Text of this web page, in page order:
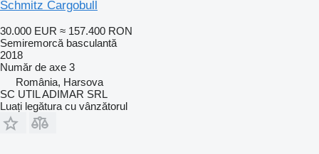
Schmitz Cargobull
30.000 EUR ≈ 157.400 RON
Semiremorcă basculantă
2018
Număr de axe 3
România, Harsova
SC UTIL ADIMAR SRL
Luați legătura cu vânzătorul